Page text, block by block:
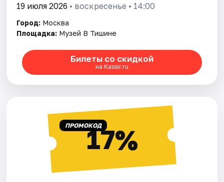
Рейтинги
19 июля 2026 • воскресенье • 14:00
Город: Москва
Площадка: Музей В Тишине
Билеты со скидкой
на Kassir.ru
ПРОМОКОД17%